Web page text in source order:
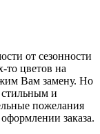
от сезонности
то цветов на
Вам замену. Но
стильным и
пожелания
заказа.